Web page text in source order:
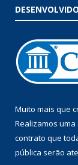
Muito mais que
Realizamos uma
contrato que
pública serão